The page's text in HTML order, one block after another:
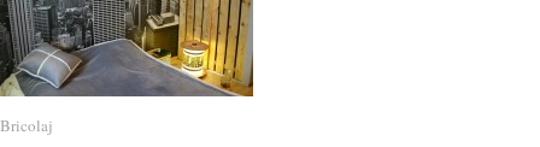
Bricolaj
Bricolaj